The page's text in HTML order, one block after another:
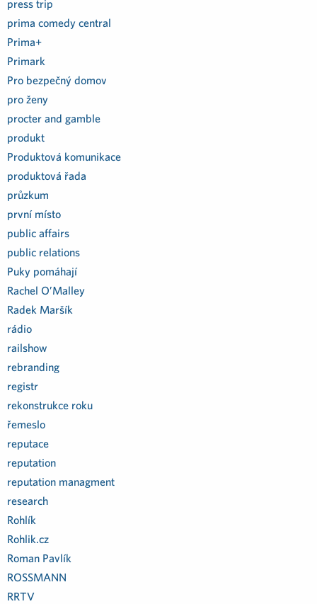
press trip
prima comedy central
Prima+
Primark
Pro bezpečný domov
pro ženy
procter and gamble
produkt
Produktová komunikace
produktová řada
průzkum
první místo
public affairs
public relations
Puky pomáhají
Rachel O’Malley
Radek Maršík
rádio
railshow
rebranding
registr
rekonstrukce roku
řemeslo
reputace
reputation
reputation managment
research
Rohlík
Rohlik.cz
Roman Pavlík
ROSSMANN
RRTV